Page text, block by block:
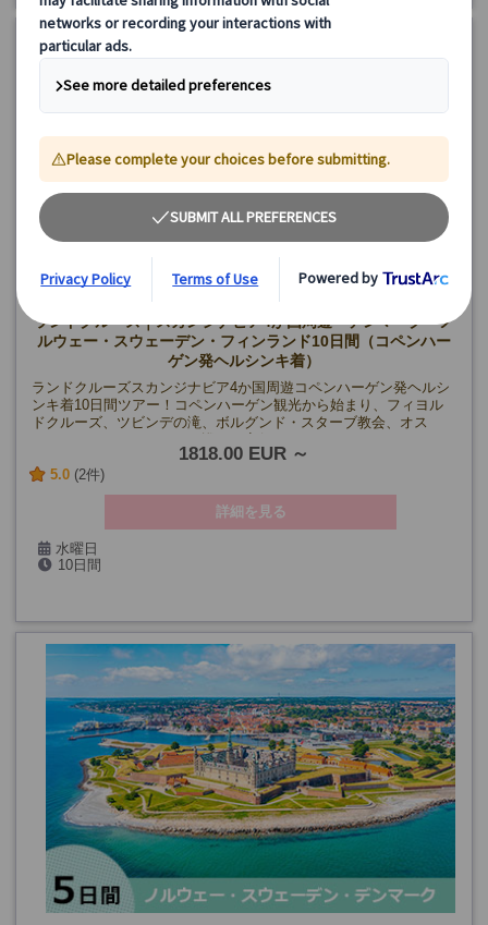
ランドクルーズ｜スカンジナビア4か国周遊 デンマーク・ノ
ルウェー・スウェーデン・フィンランド10日間（コペンハー
ゲン発ヘルシンキ着）
ランドクルーズスカンジナビア4か国周遊コペンハーゲン発ヘルシ
ンキ着10日間ツアー！コペンハーゲン観光から始まり、フィヨル
ドクルーズ、ツビンデの滝、ボルグンド・スターブ教会、オス
渡ります。デンマーク、ノルウェー、スウェーデン、フィンラン
ドの観光名所を巡り、北欧の歴史的な街並みやデザインと自然が
調和した魅力的な都市風景、雄大な自然と文化… 多様な魅力を
1818.00 EUR
5.0 (2件)
詳細を見る
水曜日
2026年:5/6・20、6月～8月、9/9・23、10/7、11/18、
10日間